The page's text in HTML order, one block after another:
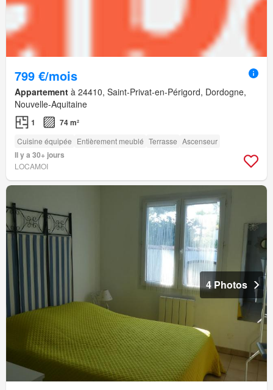
799 €/mois
Appartement à 24410, Saint-Privat-en-Périgord, Dordogne,
Nouvelle-Aquitaine
1 74 m²
Cuisine équipée Entièrement meublé Terrasse Ascenseur
Il y a 30+ jours
LOCAMOI
4 Photos